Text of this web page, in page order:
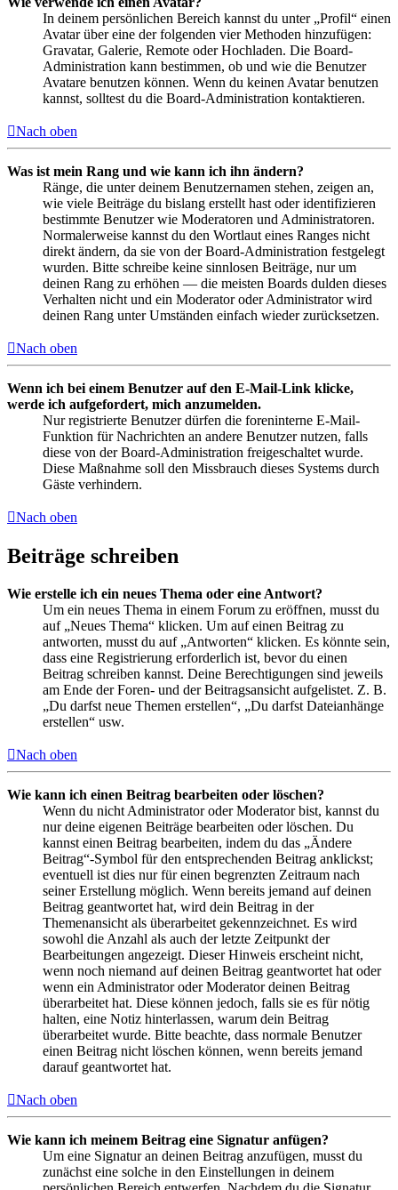
In deinem persönlichen Bereich kannst du unter „Profil“ einen
Avatar über eine der folgenden vier Methoden hinzufügen:
Gravatar, Galerie, Remote oder Hochladen. Die Board-
Administration kann bestimmen, ob und wie die Benutzer
Avatare benutzen können. Wenn du keinen Avatar benutzen
kannst, solltest du die Board-Administration kontaktieren.
Nach oben
Was ist mein Rang und wie kann ich ihn ändern?
Ränge, die unter deinem Benutzernamen stehen, zeigen an,
wie viele Beiträge du bislang erstellt hast oder identifizieren
bestimmte Benutzer wie Moderatoren und Administratoren.
Normalerweise kannst du den Wortlaut eines Ranges nicht
direkt ändern, da sie von der Board-Administration festgelegt
wurden. Bitte schreibe keine sinnlosen Beiträge, nur um
deinen Rang zu erhöhen — die meisten Boards dulden dieses
Verhalten nicht und ein Moderator oder Administrator wird
deinen Rang unter Umständen einfach wieder zurücksetzen.
Nach oben
Wenn ich bei einem Benutzer auf den E-Mail-Link klicke,
werde ich aufgefordert, mich anzumelden.
Nur registrierte Benutzer dürfen die foreninterne E-Mail-
Funktion für Nachrichten an andere Benutzer nutzen, falls
diese von der Board-Administration freigeschaltet wurde.
Diese Maßnahme soll den Missbrauch dieses Systems durch
Gäste verhindern.
Nach oben
Beiträge schreiben
Wie erstelle ich ein neues Thema oder eine Antwort?
Um ein neues Thema in einem Forum zu eröffnen, musst du
auf „Neues Thema“ klicken. Um auf einen Beitrag zu
antworten, musst du auf „Antworten“ klicken. Es könnte sein,
dass eine Registrierung erforderlich ist, bevor du einen
Beitrag schreiben kannst. Deine Berechtigungen sind jeweils
am Ende der Foren- und der Beitragsansicht aufgelistet. Z. B.
„Du darfst neue Themen erstellen“, „Du darfst Dateianhänge
erstellen“ usw.
Nach oben
Wie kann ich einen Beitrag bearbeiten oder löschen?
Wenn du nicht Administrator oder Moderator bist, kannst du
nur deine eigenen Beiträge bearbeiten oder löschen. Du
kannst einen Beitrag bearbeiten, indem du das „Ändere
Beitrag“-Symbol für den entsprechenden Beitrag anklickst;
eventuell ist dies nur für einen begrenzten Zeitraum nach
seiner Erstellung möglich. Wenn bereits jemand auf deinen
Beitrag geantwortet hat, wird dein Beitrag in der
Themenansicht als überarbeitet gekennzeichnet. Es wird
sowohl die Anzahl als auch der letzte Zeitpunkt der
Bearbeitungen angezeigt. Dieser Hinweis erscheint nicht,
wenn noch niemand auf deinen Beitrag geantwortet hat oder
wenn ein Administrator oder Moderator deinen Beitrag
überarbeitet hat. Diese können jedoch, falls sie es für nötig
halten, eine Notiz hinterlassen, warum dein Beitrag
überarbeitet wurde. Bitte beachte, dass normale Benutzer
einen Beitrag nicht löschen können, wenn bereits jemand
darauf geantwortet hat.
Nach oben
Wie kann ich meinem Beitrag eine Signatur anfügen?
Um eine Signatur an deinen Beitrag anzufügen, musst du
zunächst eine solche in den Einstellungen in deinem